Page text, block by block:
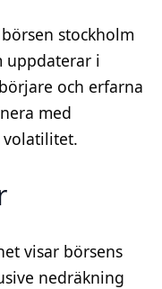
stockholm
uppdaterar i
och erfarna
med
visar börsens
nedräkning